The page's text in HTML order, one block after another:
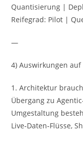
Quantisierung |
Reifegrad: Pilot |
—
4) Auswirkungen auf
1. Architektur
Übergang zu
Umgestaltung
Live‑Daten‑Flüsse,